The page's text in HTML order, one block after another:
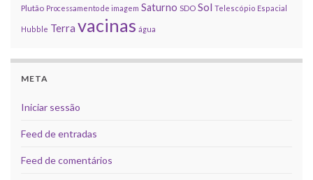
Plutão Processamento de imagem Saturno SDO Sol Telescópio Espacial
Hubble Terra vacinas água
META
Iniciar sessão
Feed de entradas
Feed de comentários